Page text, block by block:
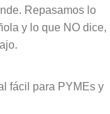
Repasamos lo
y lo que NO dice,